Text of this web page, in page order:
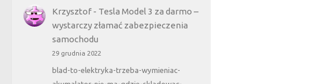
Krzysztof- Tesla Model 3 za darmo –
wystarczy złamać zabezpieczenia
samochodu
29 grudnia 2022
blad-to-elektryka-trzeba-wymieniac-